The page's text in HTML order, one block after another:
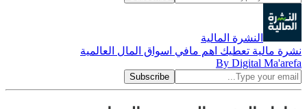
النشرة المالية
نشرة مالية تعطيك اهم مافي اسواق المال العالمية
By Digital Ma'arefa